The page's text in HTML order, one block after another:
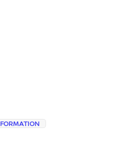
FORMATION